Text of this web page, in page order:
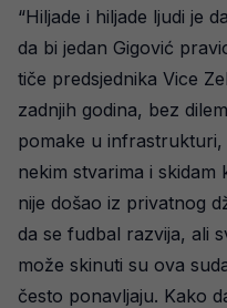
“Hiljade i hiljade ljudi je
da bi jedan Gigović
tiče predsjednika Vice
zadnjih godina, bez
pomake u
nekim stvarima i
nije došao iz privatnog
da se fudbal razvija, ali
može skinuti su ova
često ponavljaju. Kako